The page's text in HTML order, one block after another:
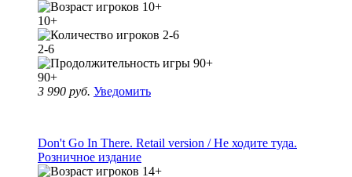
10+
2-6
90+
3 990 руб. Уведомить
Don't Go In There. Retail version / Не ходите туда.
Розничное издание